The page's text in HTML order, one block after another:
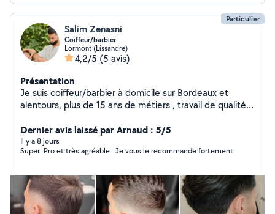
Particulier
Salim Zenasni
Coiffeur/barbier
Lormont (Lissandre)
4,2/5 (5 avis)
Présentation
Je suis coiffeur/barbier à domicile sur Bordeaux et
alentours, plus de 15 ans de métiers , travail de qualité
Dernier avis laissé par Arnaud : 5/5
Il y a 8 jours
Super. Pro et très agréable . Je vous le recommande fortement